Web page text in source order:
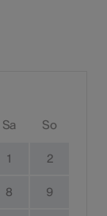
Sa So
1 2
8 9